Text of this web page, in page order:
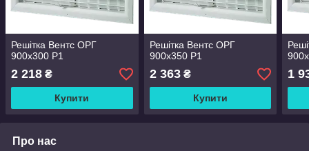
Решітка Вентс ОРГ
900x300 Р1
2 218 ₴
Купити
Решітка Вентс ОРГ
900x350 Р1
2 363₴
Купити
1
Про нас